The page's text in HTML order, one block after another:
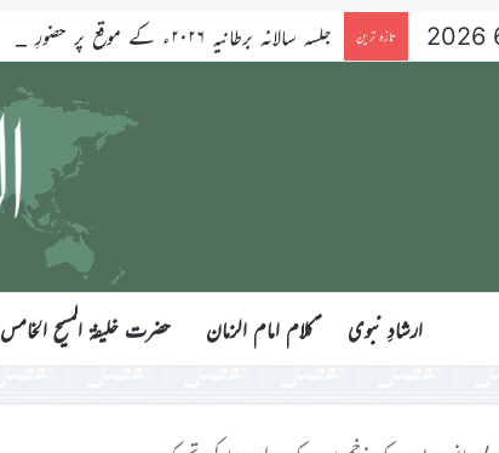
تازہ ترین
ارشادِ نبوی ؑکلام امام الزمان حضرت خلیفۃ المسیح الخامس